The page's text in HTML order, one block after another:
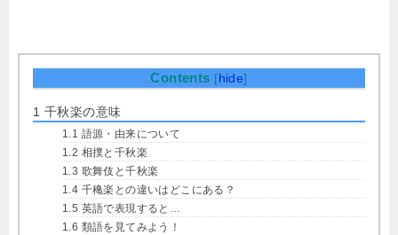
Contents [ hide]
1 千秋楽の意味
1.1 語源・由来について
1.2 相撲と千秋楽
1.3 歌舞伎と千秋楽
1.4 千穐楽との違いはどこにある？
1.5 英語で表現すると…
1.6 類語を見てみよう！